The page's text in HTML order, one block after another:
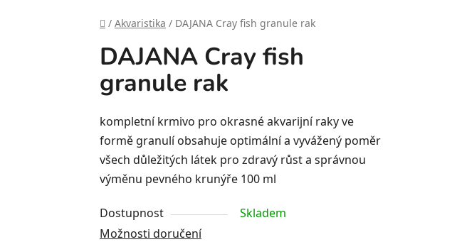
Domů
/ Akvaristika / DAJANA Cray fish granule rak
DAJANA Cray fish
granule rak
kompletní krmivo pro okrasné akvarijní raky ve
formě granulí obsahuje optimální a vyvážený poměr
všech důležitých látek pro zdravý růst a správnou
výměnu pevného krunýře 100 ml
Dostupnost
Skladem
Možnosti doručení